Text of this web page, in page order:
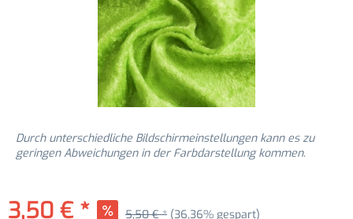
Durch unterschiedliche Bildschirmeinstellungen kann es zu
geringen Abweichungen in der Farbdarstellung kommen.
3,50 € * 5,50 € * (36,36% gespart)